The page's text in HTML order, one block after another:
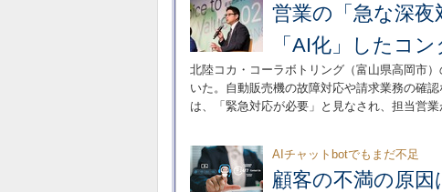
営業の「急な深
「AI化」したコ
北陸コカ・コーラボトリング（富山県高岡市
いた。自動販売機の故障対応や請求業務の確
は、「緊急対応が必要」と見なされ、担当営業
AIチャットbotでもまだ不足
顧客の不満の原